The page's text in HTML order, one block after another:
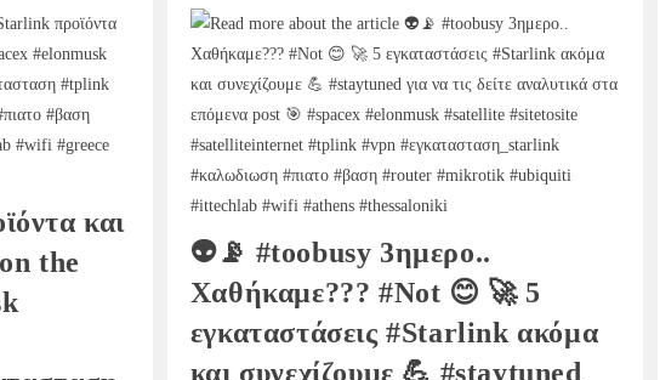
και
the
👽📡 #toobusy 3ημερο..
Χαθήκαμε??? #Not 😊 🚀 5
εγκαταστάσεις #Starlink ακόμα
και συνεχίζουμε 💪 #staytuned